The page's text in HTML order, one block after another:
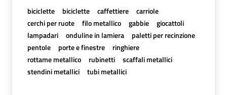
biciclette biciclette caffettiere
carriole
cerchi per ruote
filo metallico gabbie
giocattoli
lampadari
onduline in lamiera
paletti per recinzione
pentole
porte e finestre
ringhiere
rottame metallico
rubinetti
scaffali metallici
stendini metallici
tubi metallici